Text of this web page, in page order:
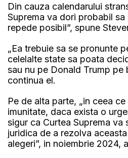
Din cauza calendarului
Suprema va dori probabil
repede posibil”, spune
„Ea trebuie sa se pronunte
celelalte state sa poata
sau nu pe Donald Trump pe
continua el.
Pe de alta parte, „in ceea
imunitate, daca exista o
sigur ca Curtea Suprema va
juridica de a rezolva
alegeri”, in noiembrie 2024,